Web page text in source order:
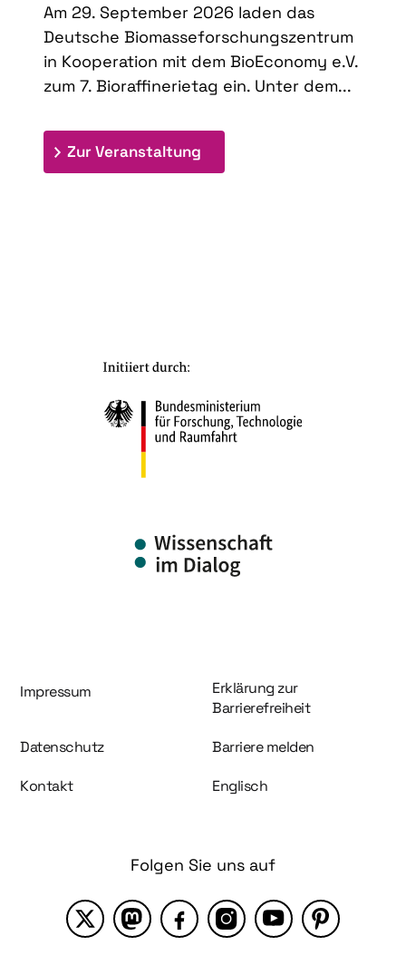
Am 29. September 2026 laden das
Deutsche Biomasseforschungszentrum
in Kooperation mit dem BioEconomy e.V.
zum 7. Bioraffinerietag ein. Unter dem...
Zur Veranstaltung
Information und Service
Impressum
Erklärung zur
Barrierefreiheit
Datenschutz Barriere melden
Kontakt Englisch
Folgen Sie uns auf